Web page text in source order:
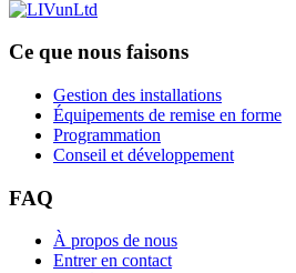
Ce que nous faisons
Gestion des installations
Équipements de remise en forme
Programmation
Conseil et développement
FAQ
À propos de nous
Entrer en contact